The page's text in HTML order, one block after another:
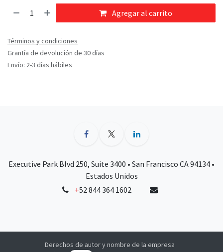
Agregar al carrito
Términos y condiciones
Grantía de devolución de 30 días
Envío: 2-3 días hábiles
Executive Park Blvd 250, Suite 3400 • San Francisco CA 94134 •
Estados Unidos
+52 844 364 1602
Derechos de autor y nombre de la empresa